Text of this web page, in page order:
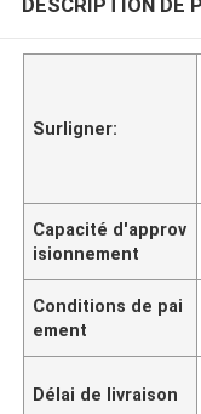
Surligner:
Capacité d'approv
isionnement
Conditions de pai
ement
Délai de livraison